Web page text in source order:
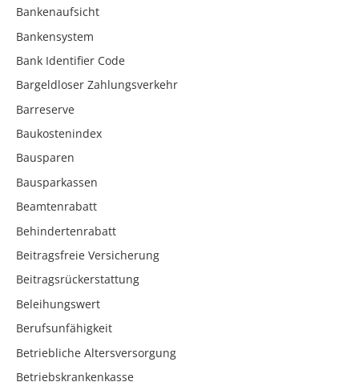
Bankenaufsicht
Bankensystem
Bank Identifier Code
Bargeldloser Zahlungsverkehr
Barreserve
Baukostenindex
Bausparen
Bausparkassen
Beamtenrabatt
Behindertenrabatt
Beitragsfreie Versicherung
Beitragsrückerstattung
Beleihungswert
Berufsunfähigkeit
Betriebliche Altersversorgung
Betriebskrankenkasse